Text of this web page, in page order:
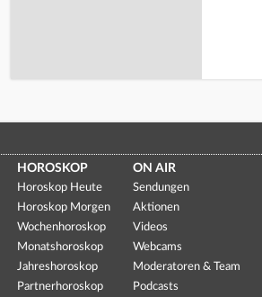
HOROSKOP
Horoskop Heute
Horoskop Morgen
Wochenhoroskop
Monatshoroskop
Jahreshoroskop
Partnerhoroskop
ON AIR
Sendungen
Aktionen
Videos
Webcams
Moderatoren & Team
Podcasts